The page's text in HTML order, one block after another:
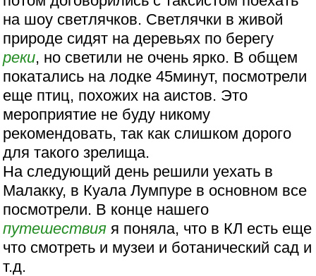
на шоу светлячков. Светлячки в живой
природе сидят на деревьях по берегу
реки, но светили не очень ярко. В общем
покатались на лодке 45минут, посмотрели
еще птиц, похожих на аистов. Это
мероприятие не буду никому
рекомендовать, так как слишком дорого
для такого зрелища.
На следующий день решили уехать в
Малакку, в Куала Лумпуре в основном все
посмотрели. В конце нашего
путешествия я поняла, что в КЛ есть еще
что смотреть и музеи и ботанический сад и
т.д.